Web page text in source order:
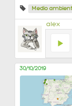
Medio
alex
30/10/2019